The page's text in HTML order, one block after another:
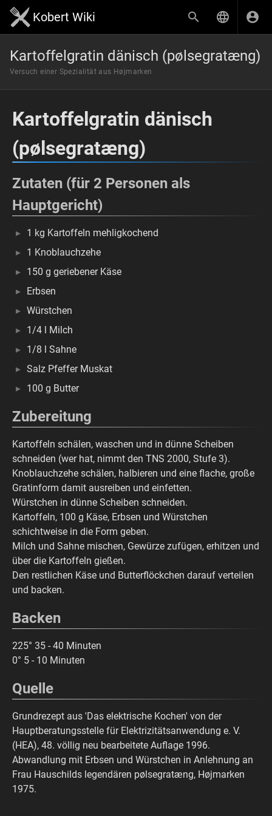
Kobert Wiki
Kartoffelgratin dänisch (pølsegratæng)
Versuch einer Spezialität aus Højmarken
Kartoffelgratin dänisch
(pølsegratæng)
Zutaten (für 2 Personen als
Hauptgericht)
1 kg Kartoffeln mehligkochend
1 Knoblauchzehe
150 g geriebener Käse
Erbsen
Würstchen
1/4 l Milch
1/8 l Sahne
Salz Pfeffer Muskat
100 g Butter
Zubereitung
Kartoffeln schälen, waschen und in dünne Scheiben
schneiden (wer hat, nimmt den TNS 2000, Stufe 3).
Knoblauchzehe schälen, halbieren und eine flache, große
Gratinform damit ausreiben und einfetten.
Würstchen in dünne Scheiben schneiden.
Kartoffeln, 100 g Käse, Erbsen und Würstchen
schichtweise in die Form geben.
Milch und Sahne mischen, Gewürze zufügen, erhitzen und
über die Kartoffeln gießen.
Den restlichen Käse und Butterflöckchen darauf verteilen
und backen.
Backen
225° 35 - 40 Minuten
0° 5 - 10 Minuten
Quelle
Grundrezept aus 'Das elektrische Kochen' von der
Hauptberatungsstelle für Elektrizitätsanwendung e. V.
(HEA), 48. völlig neu bearbeitete Auflage 1996.
Abwandlung mit Erbsen und Würstchen in Anlehnung an
Frau Hauschilds legendären pølsegratæng, Højmarken
1975.